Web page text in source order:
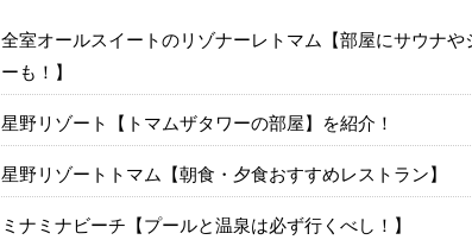
全室オールスイートのリゾナーレトマム【部屋にサウナや
ーも！】
星野リゾート【トマムザタワーの部屋】を紹介！
星野リゾートトマム【朝食・夕食おすすめレストラン】
ミナミナビーチ【プールと温泉は必ず行くべし！】